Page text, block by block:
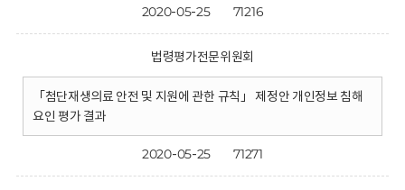
2020-05-25 71216
법령평가전문위원회
「첨단재생의료 안전 및 지원에 관한 규칙」 제정안 개인정보 침해
요인 평가 결과
2020-05-25 71271